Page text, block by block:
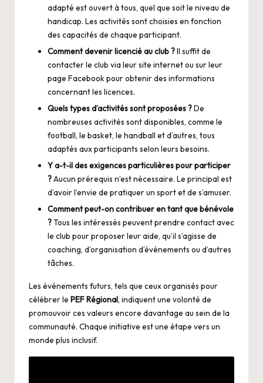
adapté est ouvert à tous, quel que soit le niveau de
handicap. Les activités sont choisies en fonction
des capacités de chaque participant.
Comment devenir licencié au club ?Il suffit de
contacter le club via leur site internet ou sur leur
page Facebook pour obtenir des informations
concernant les licences.
Quels types d’activités sont proposées ?De
nombreuses activités sont disponibles, comme le
football, le basket, le handball et d’autres, tous
adaptés aux participants selon leurs besoins.
Y a-t-il des exigences particulières pour participer
?Aucun prérequis n’est nécessaire. Le principal est
d’avoir l’envie de pratiquer un sport et de s’amuser.
Comment peut-on contribuer en tant que bénévole
?Tous les intéressés peuvent prendre contact avec
le club pour proposer leur aide, qu’il s’agisse de
coaching, d’organisation d’événements ou d’autres
tâches.
Les événements futurs, tels que ceux organisés pour
célébrer le PEF Régional, indiquent une volonté de
promouvoir ces valeurs encore davantage au sein de la
communauté. Chaque initiative est une étape vers un
monde plus inclusif.